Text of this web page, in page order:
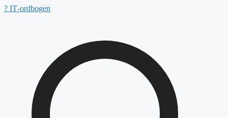
Hop
? IT‑ordbogen